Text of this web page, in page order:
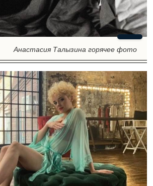
Анастасия Талызина горячее фото